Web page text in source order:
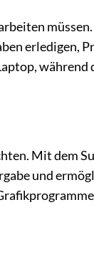
erledigen,
während
Mit dem
und